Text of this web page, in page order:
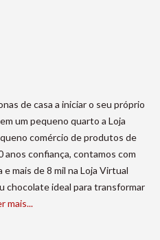
de casa a iniciar o seu próprio
um pequeno quarto a Loja
comércio de produtos de
anos confiança, contamos com
e mais de 8 mil na Loja Virtual
chocolate ideal para transformar
mais...